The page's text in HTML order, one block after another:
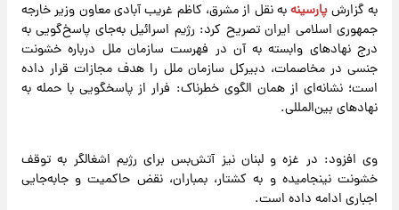
به گزارش پارسینهبه نقل از مشرق، کاظم غریب آبادی معاون وزیر خارجه
جمهوری اسلامی ایران تصریح کرد: رژیم اسرائیل به‌جای پاسخ‌گویی به
درج نهادهای وابسته به آن در فهرست سازمان ملل درباره خشونت
جنسی در مخاصمات، دبیرکل سازمان ملل را هدف مجازات قرار داده
است؛ نشانه‌ای از همان الگوی خطرناک: فرار از پاسخگویی با حمله به
نهادهای بین‌المللی.
‌وی افزود: در غزه و لبنان نیز آتش‌بس برای رژیم اشغالگر به توقف
خشونت نینجامیده و به کشتار، بمباران، نقض حاکمیت و جابه‌جایی
اجباری ادامه داده است.